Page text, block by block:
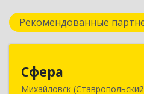
Рекомендованные
Сфера
Михайловск
356240,